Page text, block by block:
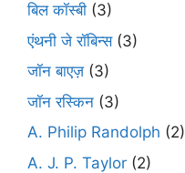
बिल कॉस्बी (3)
एंथनी जे रॉबिन्स(3)
जॉन बाएज़ (3)
जॉन रस्किन (3)
A. Philip Randolph (2)
A. J. P. Taylor (2)